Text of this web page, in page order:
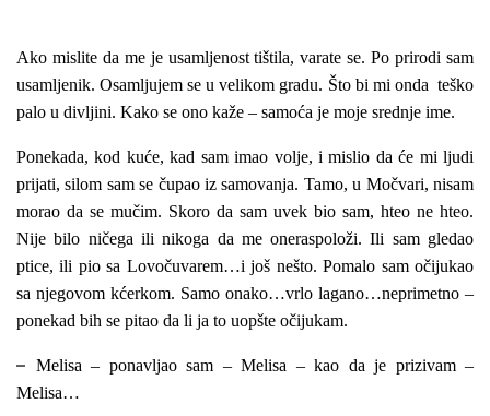
Ako mislite da me je usamljenost tištila, varate se. Po prirodi sam
usamljenik. Osamljujem se u velikom gradu. Što bi mi onda teško
palo u divljini. Kako se ono kaže – samoća je moje srednje ime.
Ponekada, kod kuće, kad sam imao volje, i mislio da će mi ljudi
prijati, silom sam se čupao iz samovanja. Tamo, u Močvari, nisam
morao da se mučim. Skoro da sam uvek bio sam, hteo ne hteo.
Nije bilo ničega ili nikoga da me oneraspoloži. Ili sam gledao
ptice, ili pio sa Lovočuvarem…i još nešto. Pomalo sam očijukao
sa njegovom kćerkom. Samo onako…vrlo lagano…neprimetno –
ponekad bih se pitao da li ja to uopšte očijukam.
– Melisa – ponavljao sam – Melisa – kao da je prizivam –
Melisa…